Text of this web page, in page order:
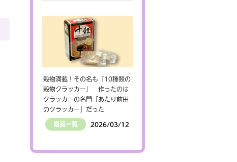
穀物満載！その名も『10種類の
穀物クラッカー』 作ったのは
クラッカーの名門「あたり前田
のクラッカー」だった
商品一覧 2026/03/12